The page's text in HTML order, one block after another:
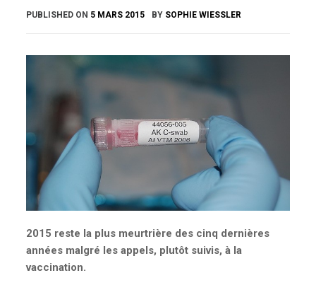
PUBLISHED ON 5 MARS 2015 BY SOPHIE WIESSLER
2015 reste la plus meurtrière des cinq dernières
années malgré les appels, plutôt suivis, à la
vaccination.